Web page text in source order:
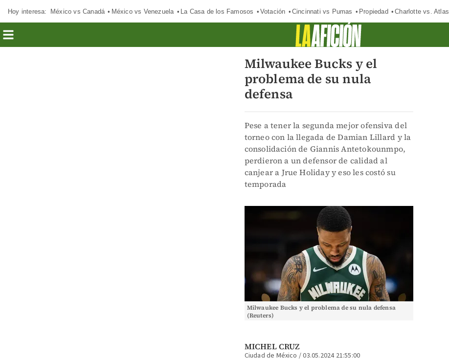
Hoy interesa: México vs Canadá México vs Venezuela La Casa de los Famosos Votación Cincinnati vs Pumas Propiedad Charlotte vs. Atlas
Milwaukee Bucks y el
problema de su nula
defensa
Pese a tener la segunda mejor ofensiva del
torneo con la llegada de Damian Lillard y la
consolidación de Giannis Antetokounmpo,
perdieron a un defensor de calidad al
canjear a Jrue Holiday y eso les costó su
temporada
Milwaukee Bucks y el problema de su nula defensa
(Reuters)
MICHEL CRUZ
Ciudad de México /03.05.2024 21:55:00